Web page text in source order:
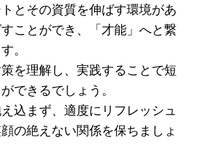
とその資質を伸ばす環境があ
ことができ、「才能」へと繋
。
を理解し、実践することで短
できるでしょう。
込まず、適度にリフレッシュ
の絶えない関係を保ちましょ